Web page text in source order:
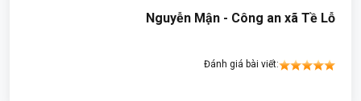
Nguyễn Mận - Công an xã Tề Lỗ
Đánh giá bài viết: